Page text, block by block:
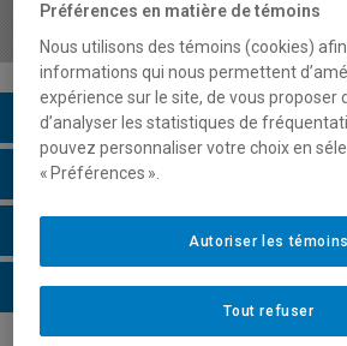
stage
Description du cours
Horaire - Été 2026
Horaire - Automne 2026
Horaire - Hiver 2027
Préférences en matière de témoins
Nous utilisons des témoins (cookies)
informations qui nous permettent
expérience sur le site, de vous proposer
d’analyser les statistiques de
pouvez personnaliser votre choix en
« Préférences ».
Tout refuser
Autoriser les témoins